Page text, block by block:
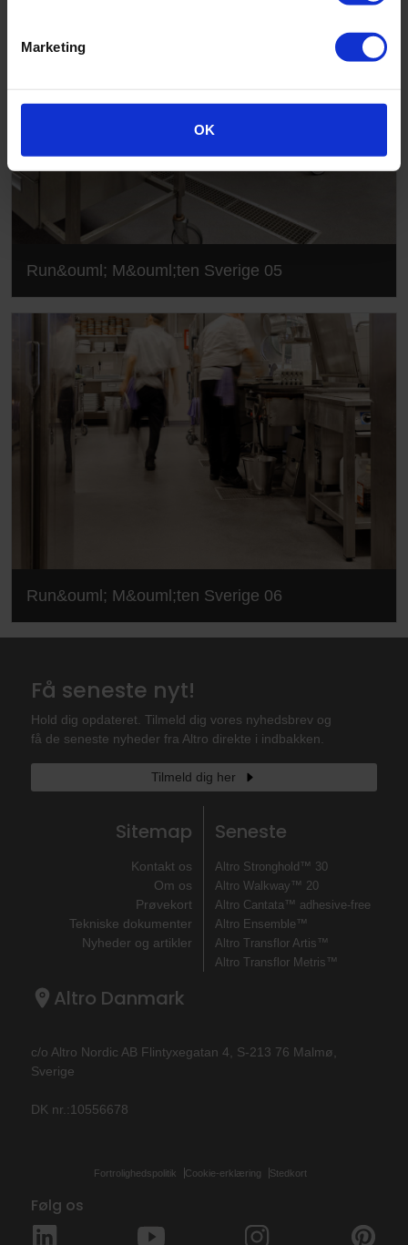
Marketing
OK
Run&ouml; M&ouml;ten Sverige 05
Run&ouml; M&ouml;ten Sverige 06
Få seneste nyt!
Hold dig opdateret. Tilmeld dig vores nyhedsbrev og
få de seneste nyheder fra Altro direkte i indbakken.
Tilmeld dig her
Sitemap
Kontakt os
Om os
Prøvekort
Tekniske dokumenter
Nyheder og artikler
Seneste
Altro Stronghold™ 30
Altro Walkway™ 20
Altro Cantata™ adhesive‐free
Altro Ensemble™
Altro Transflor Artis™
Altro Transflor Metris™
Altro Danmark
c/o Altro Nordic AB Flintyxegatan 4, S-213 76 Malmø,
Sverige
DK nr.:10556678
Fortrolighedspolitik Cookie-erklæring Stedkort
Følg os